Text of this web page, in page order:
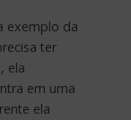
exemplo da
ter
ela
em uma
ela